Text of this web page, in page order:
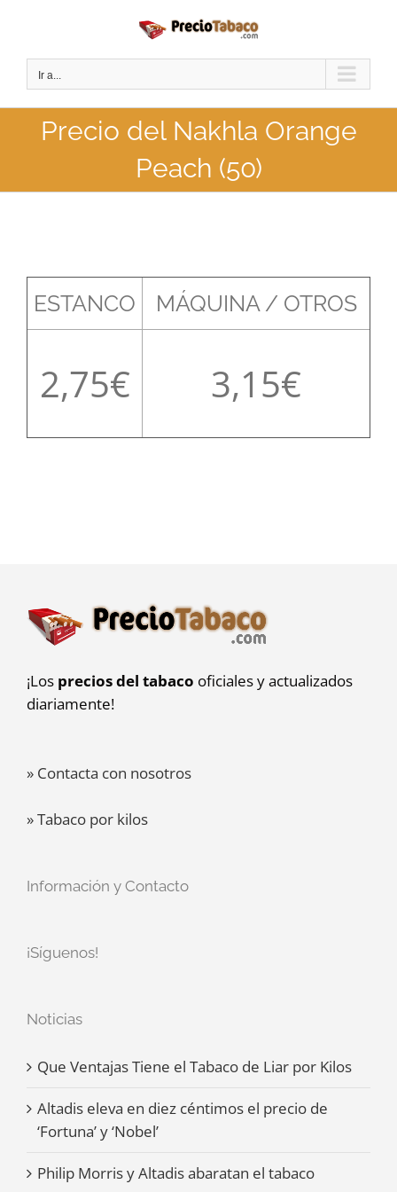
contenido
Ir a...
Precio del Nakhla Orange
Peach (50)
ESTANCO MÁQUINA / OTROS
2,75 3,15
¡Los precios del tabaco oficiales y actualizados
diariamente!
» Contacta con nosotros
» Tabaco por kilos
Información y Contacto
¡Síguenos!
Noticias
Que Ventajas Tiene el Tabaco de Liar por Kilos
Altadis eleva en diez céntimos el precio de
‘Fortuna’ y ‘Nobel’
Philip Morris y Altadis abaratan el tabaco